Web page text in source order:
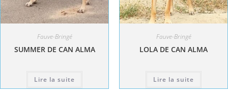
Fauve-Bringé
SUMMER DE CAN ALMA
Lire la suite
Fauve-Bringé
LOLA DE CAN ALMA
Lire la suite